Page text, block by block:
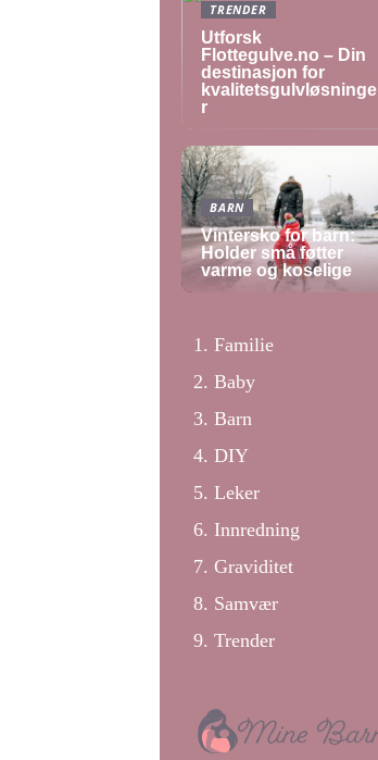
TRENDER
Utforsk
Flottegulve.no – Din
destinasjon for
kvalitetsgulvløsninge
r
BARN
Vintersko for barn:
Holder små føtter
varme og koselige
Familie
Baby
Barn
DIY
Leker
Innredning
Graviditet
Samvær
Trender